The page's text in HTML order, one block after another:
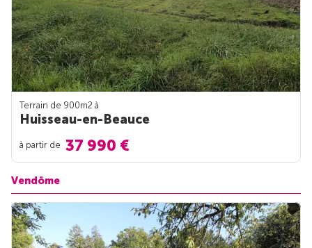
Terrain de 900m2 à
Huisseau-en-Beauce
à partir de 37 990 €
Vendôme